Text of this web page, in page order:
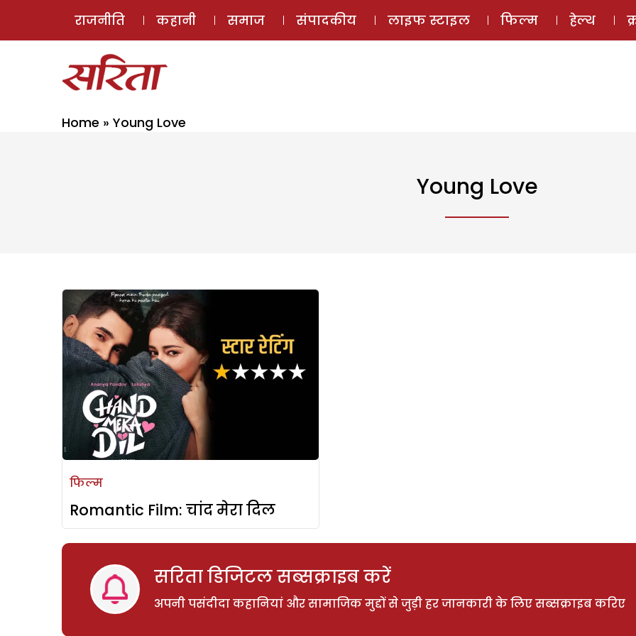
ई-मैगज़ीन
राजनीति कहानी समाज संपादकीय लाइफ स्टाइल फिल्म हेल्थ
Home » Young Love
Young Love
फिल्म
Romantic Film: चांद मेरा दिल
सरिता डिजिटल सब्सक्राइब करें
अपनी पसंदीदा कहानियां और सामाजिक मुद्दों से जुड़ी हर जानकारी के लिए सब्सक्राइब करिए